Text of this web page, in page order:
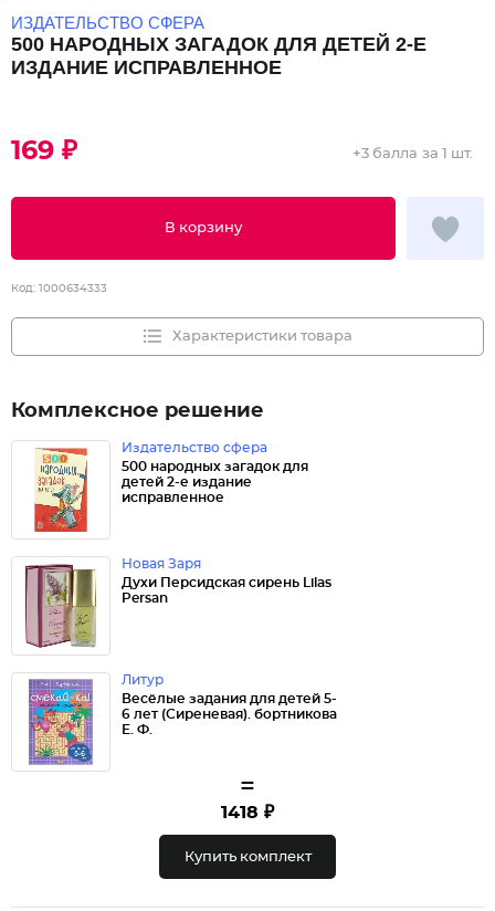
ИЗДАТЕЛЬСТВО СФЕРА
500 НАРОДНЫХ ЗАГАДОК ДЛЯ ДЕТЕЙ 2-Е
ИЗДАНИЕ ИСПРАВЛЕННОЕ
169 ₽
В корзину
+3 балла за 1 шт.
Код: 1000634333
Характеристики товара
Комплексное решение
Издательство сфера
500 народных загадок для
детей 2-е издание
исправленное
Новая Заря
Духи Персидская сирень Lilas
Persan
Литур
Весёлые задания для детей 5-
6 лет (Сиреневая). бортникова
Е. Ф.
=
1418 ₽
Купить комплект